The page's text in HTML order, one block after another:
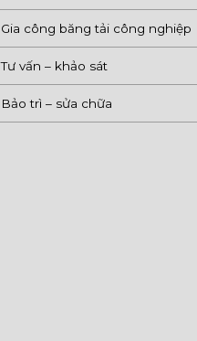
Gia công băng tải công nghiệp
Tư vấn – khảo sát
Bảo trì – sửa chữa